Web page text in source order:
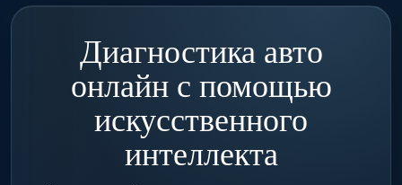
Диагностика авто
онлайн с помощью
искусственного
интеллекта